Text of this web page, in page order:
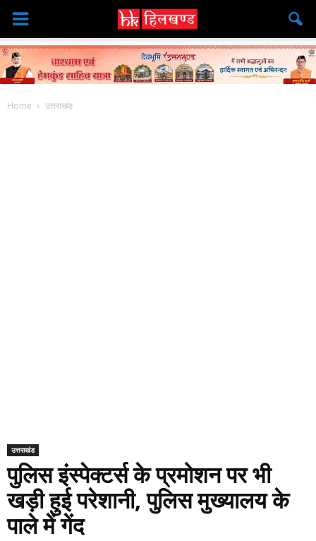
Home उत्तराखंड
उत्तराखंड
पुलिस इंस्पेक्टर्स के प्रमोशन पर भी
खड़ी हुई परेशानी, पुलिस मुख्यालय के
पाले में गेंद